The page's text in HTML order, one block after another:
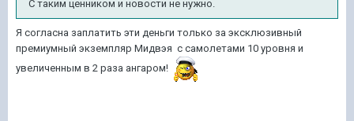
С таким ценником и новости не нужно.
Я согласна заплатить эти деньги только за эксклюзивный
премиумный экземпляр Мидвэя с самолетами 10 уровня и
увеличенным в 2 раза ангаром!